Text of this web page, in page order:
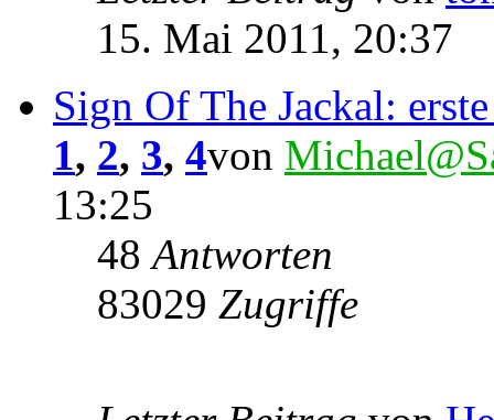
15. Mai 2011, 20:37
Sign Of The Jackal:
1, 2, 3, 4von
13:25
48Antworten
83029 Zugriffe